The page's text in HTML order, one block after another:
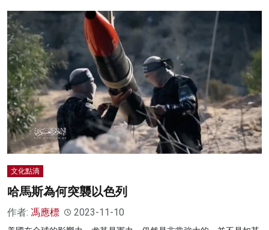
文化點滴
哈馬斯為何突襲以色列
作者: 馮應標 2023-11-10